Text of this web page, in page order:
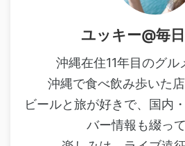
ユッキー@毎
沖縄在住11年目のグル
沖縄で食べ飲み歩いた店
ビールと旅が好きで、国内
バー情報も綴って